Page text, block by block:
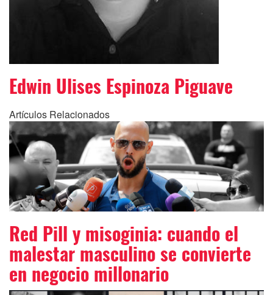
Edwin Ulises Espinoza Piguave
Artículos Relacionados
Red Pill y misoginia: cuando el
malestar masculino se convierte
en negocio millonario